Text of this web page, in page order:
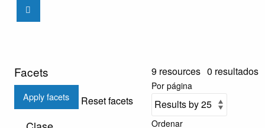
Facets
Apply facets Reset facets
9 resources 0 resultados
Por página
Ordenar